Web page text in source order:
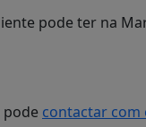
pode ter na
contactar